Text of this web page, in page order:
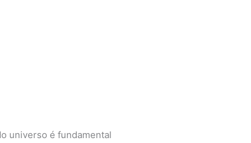
universo é fundamental